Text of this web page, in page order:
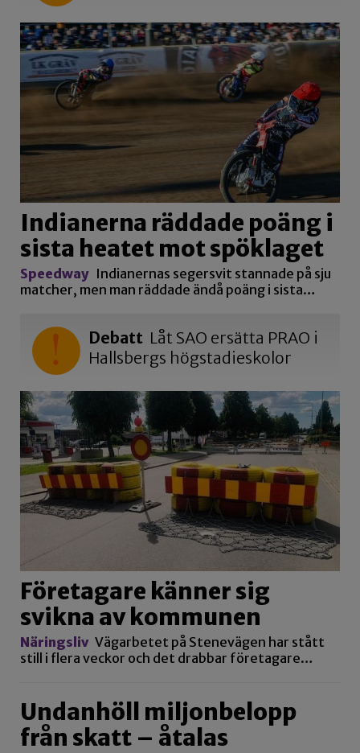
Indianerna räddade poäng i
sista heatet mot spöklaget
Speedway Indianernas segersvit stannade på sju
matcher, men man räddade ändå poäng i sista…
Debatt Låt SAO ersätta PRAO i
Hallsbergs högstadieskolor
Företagare känner sig
svikna av kommunen
Näringsliv Vägarbetet på Stenevägen har stått
still i flera veckor och det drabbar företagare…
Undanhöll miljonbelopp
från skatt – åtalas